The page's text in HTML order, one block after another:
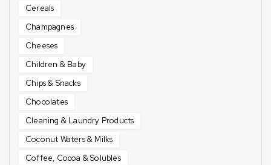
Cereals
Champagnes
Cheeses
Children & Baby
Chips & Snacks
Chocolates
Cleaning & Laundry Products
Coconut Waters & Milks
Coffee, Cocoa & Solubles